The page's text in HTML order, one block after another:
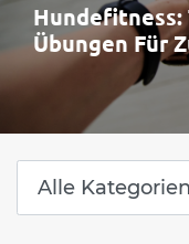
Hundefitness:
Übungen Für
Damit der
solltest du mit
Übungen
WEITERLESEN